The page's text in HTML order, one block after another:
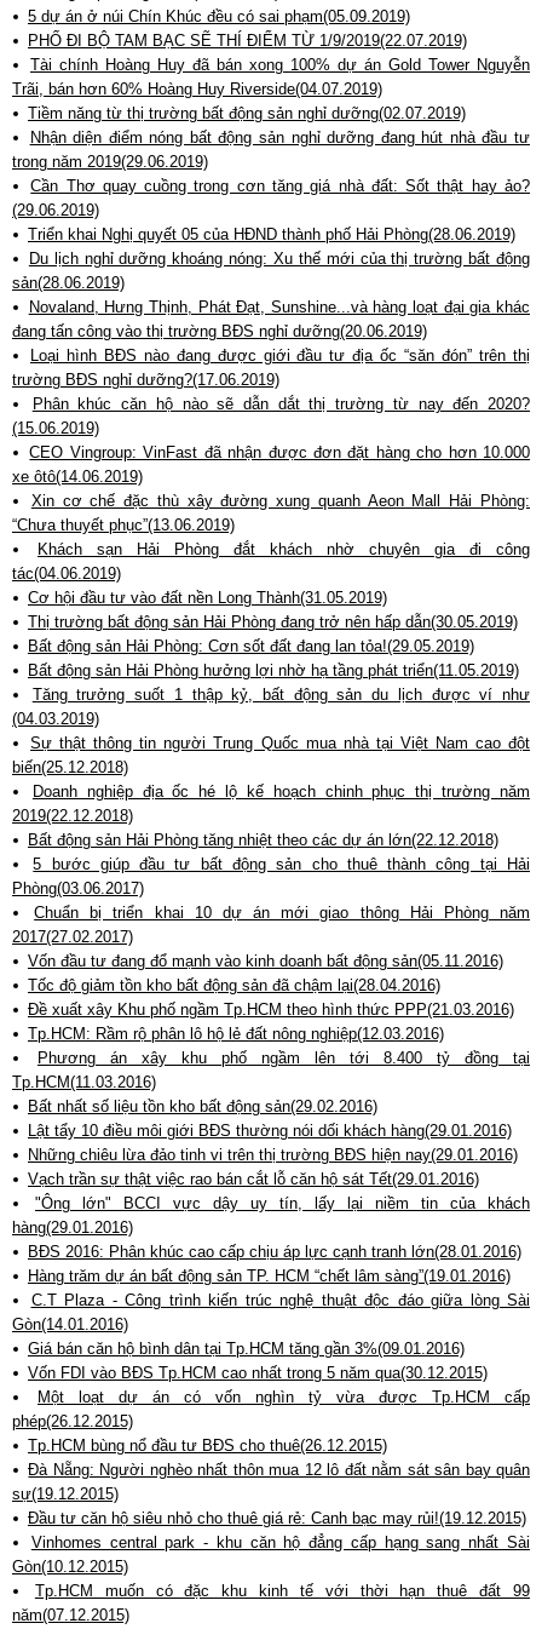
5 dự án ở núi Chín Khúc đều có sai phạm(05.09.2019)
PHỐ ĐI BỘ TAM BẠC SẼ THÍ ĐIỂM TỪ 1/9/2019(22.07.2019)
Tài chính Hoàng Huy đã bán xong 100% dự án Gold Tower Nguyễn
Trãi, bán hơn 60% Hoàng Huy Riverside(04.07.2019)
Tiềm năng từ thị trường bất động sản nghỉ dưỡng(02.07.2019)
Nhận diện điểm nóng bất động sản nghỉ dưỡng đang hút nhà đầu tư
trong năm 2019(29.06.2019)
Cần Thơ quay cuồng trong cơn tăng giá nhà đất: Sốt thật hay ảo?
(29.06.2019)
Triển khai Nghị quyết 05 của HĐND thành phố Hải Phòng(28.06.2019)
Du lịch nghỉ dưỡng khoáng nóng: Xu thế mới của thị trường bất động
sản(28.06.2019)
Novaland, Hưng Thịnh, Phát Đạt, Sunshine...và hàng loạt đại gia khác
đang tấn công vào thị trường BĐS nghỉ dưỡng(20.06.2019)
Loại hình BĐS nào đang được giới đầu tư địa ốc “săn đón” trên thị
trường BĐS nghỉ dưỡng?(17.06.2019)
Phân khúc căn hộ nào sẽ dẫn dắt thị trường từ nay đến 2020?
(15.06.2019)
CEO Vingroup: VinFast đã nhận được đơn đặt hàng cho hơn 10.000
xe ôtô(14.06.2019)
Xin cơ chế đặc thù xây đường xung quanh Aeon Mall Hải Phòng:
“Chưa thuyết phục”(13.06.2019)
Khách sạn Hải Phòng đắt khách nhờ chuyên gia đi công
tác(04.06.2019)
Cơ hội đầu tư vào đất nền Long Thành(31.05.2019)
Thị trường bất động sản Hải Phòng đang trở nên hấp dẫn(30.05.2019)
Bất động sản Hải Phòng: Cơn sốt đất đang lan tỏa!(29.05.2019)
Bất động sản Hải Phòng hưởng lợi nhờ hạ tầng phát triển(11.05.2019)
Tăng trưởng suốt 1 thập kỷ, bất động sản du lịch được ví như
(04.03.2019)
Sự thật thông tin người Trung Quốc mua nhà tại Việt Nam cao đột
biến(25.12.2018)
Doanh nghiệp địa ốc hé lộ kế hoạch chinh phục thị trường năm
2019(22.12.2018)
Bất động sản Hải Phòng tăng nhiệt theo các dự án lớn(22.12.2018)
5 bước giúp đầu tư bất động sản cho thuê thành công tại Hải
Phòng(03.06.2017)
Chuẩn bị triển khai 10 dự án mới giao thông Hải Phòng năm
2017(27.02.2017)
Vốn đầu tư đang đổ mạnh vào kinh doanh bất động sản(05.11.2016)
Tốc độ giảm tồn kho bất động sản đã chậm lại(28.04.2016)
Đề xuất xây Khu phố ngầm Tp.HCM theo hình thức PPP(21.03.2016)
Tp.HCM: Rầm rộ phân lô hộ lẻ đất nông nghiệp(12.03.2016)
Phương án xây khu phố ngầm lên tới 8.400 tỷ đồng tại
Tp.HCM(11.03.2016)
Bất nhất số liệu tồn kho bất động sản(29.02.2016)
Lật tẩy 10 điều môi giới BĐS thường nói dối khách hàng(29.01.2016)
Những chiêu lừa đảo tinh vi trên thị trường BĐS hiện nay(29.01.2016)
Vạch trần sự thật việc rao bán cắt lỗ căn hộ sát Tết(29.01.2016)
"Ông lớn" BCCI vực dậy uy tín, lấy lại niềm tin của khách
hàng(29.01.2016)
BĐS 2016: Phân khúc cao cấp chịu áp lực cạnh tranh lớn(28.01.2016)
Hàng trăm dự án bất động sản TP. HCM “chết lâm sàng”(19.01.2016)
C.T Plaza - Công trình kiến trúc nghệ thuật độc đáo giữa lòng Sài
Gòn(14.01.2016)
Giá bán căn hộ bình dân tại Tp.HCM tăng gần 3%(09.01.2016)
Vốn FDI vào BĐS Tp.HCM cao nhất trong 5 năm qua(30.12.2015)
Một loạt dự án có vốn nghìn tỷ vừa được Tp.HCM cấp
phép(26.12.2015)
Tp.HCM bùng nổ đầu tư BĐS cho thuê(26.12.2015)
Đà Nẵng: Người nghèo nhất thôn mua 12 lô đất nằm sát sân bay quân
sự(19.12.2015)
Đầu tư căn hộ siêu nhỏ cho thuê giá rẻ: Canh bạc may rủi!(19.12.2015)
Vinhomes central park - khu căn hộ đẳng cấp hạng sang nhất Sài
Gòn(10.12.2015)
Tp.HCM muốn có đặc khu kinh tế với thời hạn thuê đất 99
năm(07.12.2015)